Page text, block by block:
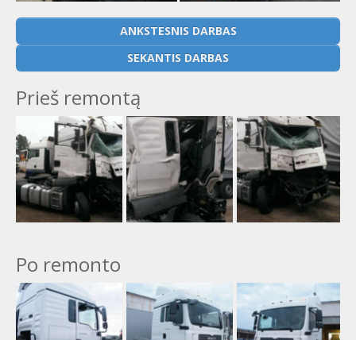
ANKSTESNIS DARBAS
SEKANTIS DARBAS
Prieš remontą
Po remonto